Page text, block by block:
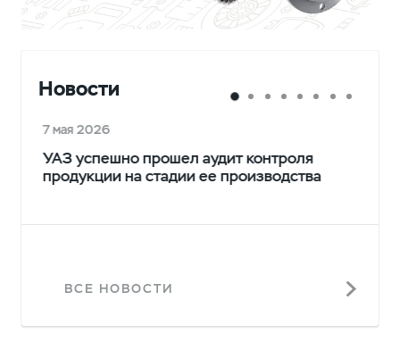
Новости
7 мая 2026
УАЗ успешно прошел аудит контроля
продукции на стадии ее производства
ВСЕ НОВОСТИ